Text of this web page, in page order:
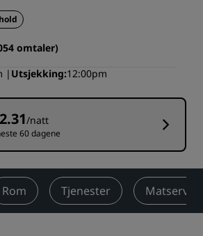
omtaler)
Utsjekking 12:00pm
/natt
60 dagene
Rom Tjenester